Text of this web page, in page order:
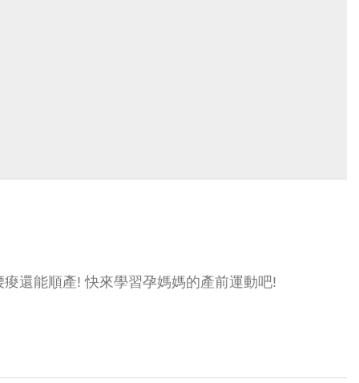
還能順產! 快來學習孕媽媽的產前運動吧!